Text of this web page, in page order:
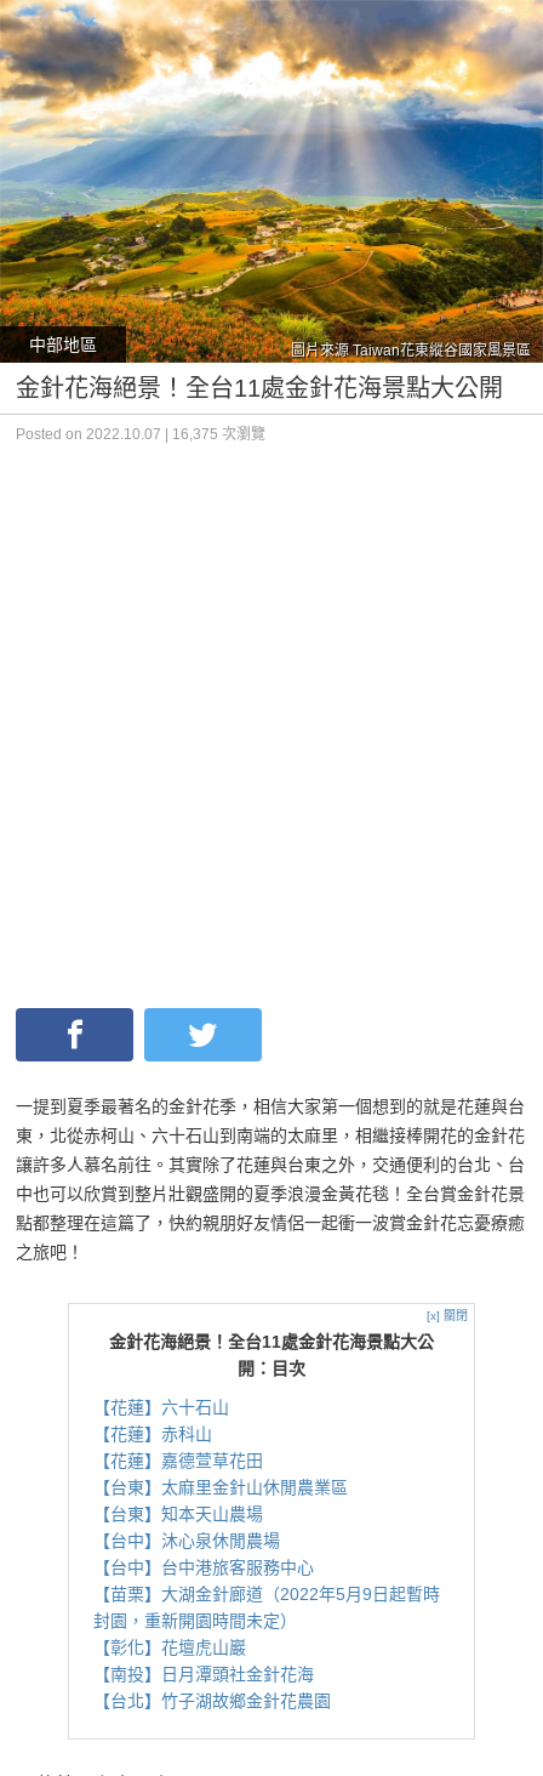
圖片來源 Taiwan花東縱谷國家風景區
中部地區
金針花海絕景！全台11處金針花海景點大公開
Posted on 2022.10.07 | 16,375 次瀏覽
一提到夏季最著名的金針花季，相信大家第一個想到的就是花蓮與台
東，北從赤柯山、六十石山到南端的太麻里，相繼接棒開花的金針花
讓許多人慕名前往。其實除了花蓮與台東之外，交通便利的台北、台
中也可以欣賞到整片壯觀盛開的夏季浪漫金黃花毯！全台賞金針花景
點都整理在這篇了，快約親朋好友情侶一起衝一波賞金針花忘憂療癒
之旅吧！
[x] 關閉
金針花海絕景！全台11處金針花海景點大公
開：目次
【花蓮】六十石山
【花蓮】赤科山
【花蓮】嘉德萱草花田
【台東】太麻里金針山休閒農業區
【台東】知本天山農場
【台中】沐心泉休閒農場
【台中】台中港旅客服務中心
【苗栗】大湖金針廊道（2022年5月9日起暫時
封園，重新開園時間未定）
【彰化】花壇虎山巖
【南投】日月潭頭社金針花海
【台北】竹子湖故鄉金針花農園